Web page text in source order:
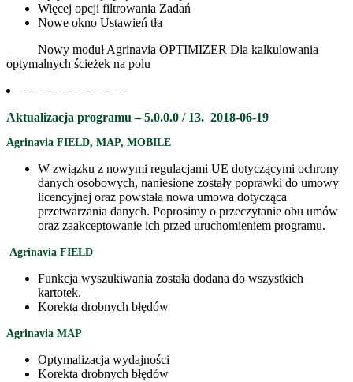
Więcej opcji filtrowania Zadań
Nowe okno Ustawień tła
– Nowy moduł Agrinavia OPTIMIZER Dla kalkulowania
optymalnych ścieżek na polu
– – – – – – – – – – –
Aktualizacja programu – 5.0.0.0 / 13. 2018-06-19
Agrinavia FIELD, MAP, MOBILE
W związku z nowymi regulacjami UE dotyczącymi ochrony
danych osobowych, naniesione zostały poprawki do umowy
licencyjnej oraz powstała nowa umowa dotycząca
przetwarzania danych. Poprosimy o przeczytanie obu umów
oraz zaakceptowanie ich przed uruchomieniem programu.
Agrinavia FIELD
Funkcja wyszukiwania została dodana do wszystkich
kartotek.
Korekta drobnych błędów
Agrinavia MAP
Optymalizacja wydajności
Korekta drobnych błędów